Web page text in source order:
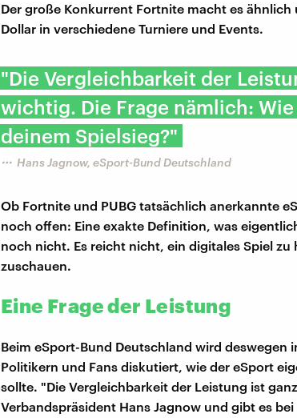
Der große Konkurrent Fortnite macht es
Dollar in verschiedene Turniere und Events.
"Die Vergleichbarkeit der
wichtig. Die Frage nämlich:
deinem Spielsieg?"
Hans Jagnow, eSport-Bund Deutschland
Ob Fortnite und PUBG tatsächlich anerkannte
noch offen: Eine exakte Definition, was
noch nicht. Es reicht nicht, ein digitales Spiel zu
zuschauen.
Eine Frage der Leistung
Beim eSport-Bund Deutschland wird deswegen
Politikern und Fans diskutiert, wie der eSport
sollte. "Die Vergleichbarkeit der Leistung ist
Verbandspräsident Hans Jagnow und gibt es